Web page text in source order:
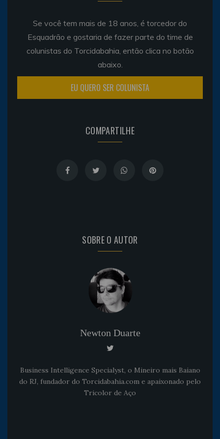
Se você tem mais de 18 anos, é torcedor do
Esquadrão e gostaria de fazer parte do time de
colunistas do Torcidabahia, então clica no botão
abaixo.
EU QUERO SER COLUNISTA
COMPARTILHE
SOBRE O AUTOR
Newton Duarte
Business Intelligence Specialyst, o Mineiro mais Baiano
do RJ, fundador do Torcidabahia.com e apaixonado pelo
Tricolor de Aço